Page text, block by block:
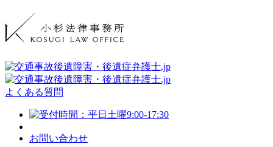
よくある質問
お問い合わせ